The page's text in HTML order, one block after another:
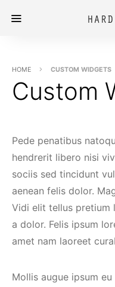
HOME CUSTOM WIDGETS
Custom
Pede penatibus
hendrerit libero nisi
sociis sed tincidunt
aenean felis dolor.
Vidi elit tellus pretium
a dolor. Felis ipsum
amet nam laoreet
Mollis augue ipsum